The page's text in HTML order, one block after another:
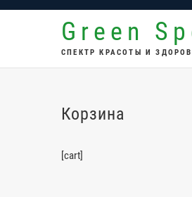
Перейти
Green
СПЕКТР КРАСОТЫ И
Корзина
[cart]